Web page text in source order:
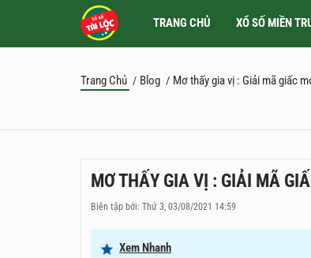
TRANG CHỦ XỔ SỐ MIỀN
Trang Chủ / Blog / Mơ thấy gia vị : Giải mã giấc
MƠ THẤY GIA VỊ : GIẢI MÃ
Biên tập bởi: Thứ 3, 03/08/2021 14:59
Xem Nhanh